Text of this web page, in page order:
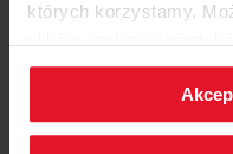
których korzystamy.
klikającZmień
W każdej chwili
Wheat and rye
Fullsteam Oven
60 min.